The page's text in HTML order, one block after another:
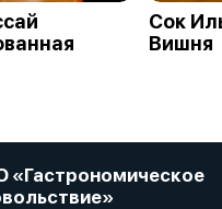
Сок
Вишня
«Гастрономическое